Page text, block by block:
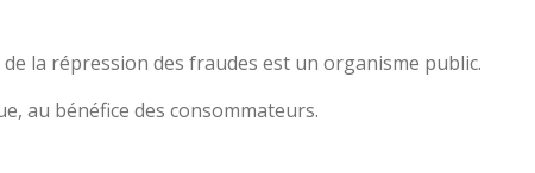
la répression des fraudes est un organisme public.
au bénéfice des consommateurs.